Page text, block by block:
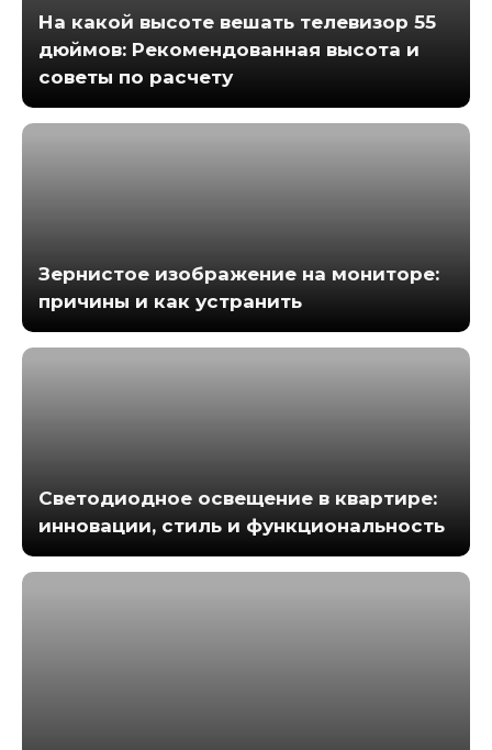
На какой высоте вешать телевизор 55
дюймов: Рекомендованная высота и
советы по расчету
Зернистое изображение на мониторе:
причины и как устранить
Светодиодное освещение в квартире:
инновации, стиль и функциональность